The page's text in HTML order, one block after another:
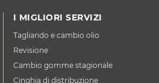
I MIGLIORI SERVIZI
Tagliando e cambio olio
Revisione
Cambio gomme stagionale
Cinghia di distribuzione